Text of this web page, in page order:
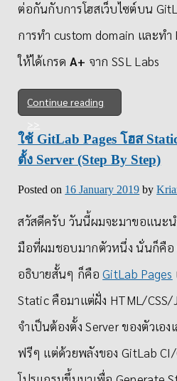
ต่อกันกับการโฮสเว็บไซต์บน
การทำ custom domain และทำ
ให้ได้เกรด A+ จาก SSL Labs
Continue reading
ใช้ GitLab Pages โฮส
ตั้ง Server (Step By Step)
Posted on 16 January 2019 by
สวัสดีครับ วันนี้ผมจะมาขอแนะน
มือที่ผมชอบมากตัวหนึ่ง นั่นก็คือ
อธิบายสั้นๆ ก็คือGitLab Pages
Static คือมาแต่ฝั่ง HTML/CSS/
จำเป็นต้องตั้ง Server ของตัวเอง
ฟรีๆ แต่ด้วยพลังของ GitLab CI/